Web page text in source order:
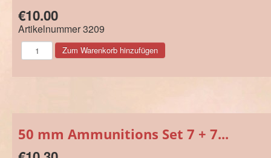
€10.00
Artikelnummer3209
50 mm Ammunitions Set 7 + 7...